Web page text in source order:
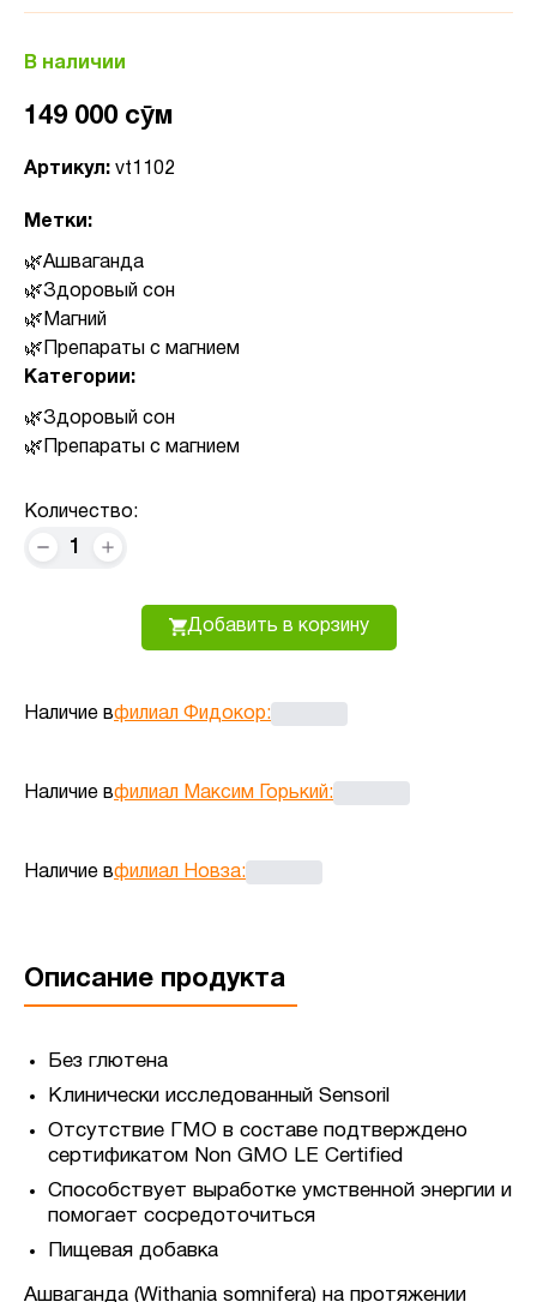
В наличии
149 000 сӯм
Артикул: vt1102
Метки:
Ашваганда
Здоровый сон
Магний
Препараты с магнием
Категории:
Здоровый сон
Препараты с магнием
Количество:
1
Добавить в корзину
Наличие вфилиал Фидокор:
Наличие вфилиал Максим Горький:
Наличие вфилиал Новза:
Описание продукта
Без глютена
Клинически исследованный Sensoril
Отсутствие ГМО в составе подтверждено
сертификатом Non GMO LE Certified
Способствует выработке умственной энергии и
помогает сосредоточиться
Пищевая добавка
Ашваганда (Withania somnifera) на протяжении